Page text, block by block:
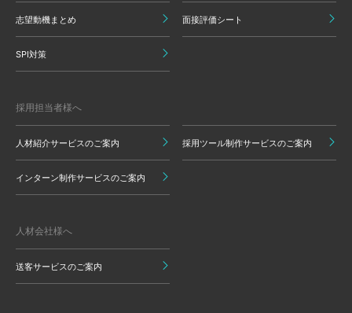
志望動機まとめ 面接評価シート
SPI対策
採用担当者様へ
人材紹介サービスのご案内 採用ツール制作サービスのご案内
インターン制作サービスのご案内
人材会社様へ
送客サービスのご案内